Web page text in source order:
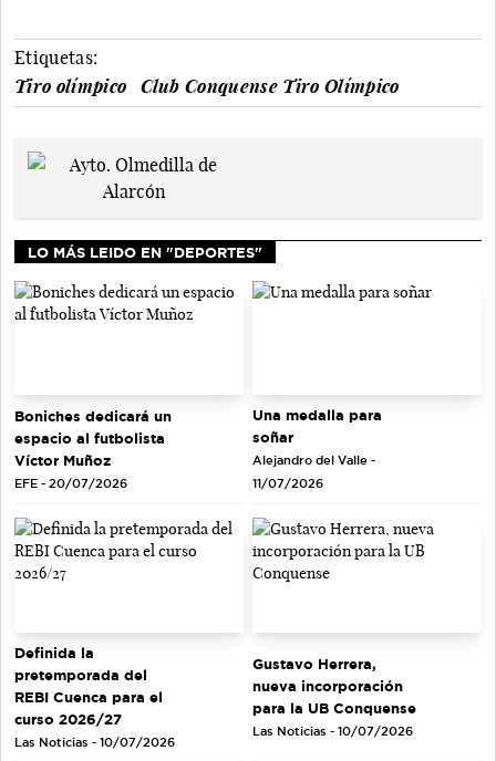
Etiquetas:
Tiro olímpico
Club Conquense Tiro Olímpico
LO MÁS LEIDO EN "DEPORTES"
Boniches dedicará un
espacio al futbolista
Víctor Muñoz
EFE - 20/07/2026
Una medalla para
soñar
Alejandro del Valle -
11/07/2026
Definida la
pretemporada del
REBI Cuenca para el
curso 2026/27
Las Noticias - 10/07/2026
Gustavo Herrera,
nueva incorporación
para la UB Conquense
Las Noticias - 10/07/2026